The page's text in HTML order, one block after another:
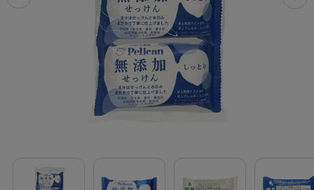
お問い合わせ